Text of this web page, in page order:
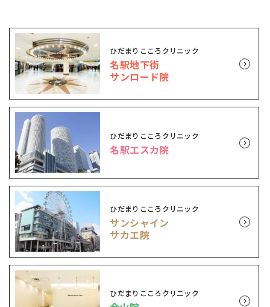
ひだまりこころクリニック
名駅地下街
サンロード院
ひだまりこころクリニック
名駅エスカ院
ひだまりこころクリニック
サンシャイン
サカエ院
ひだまりこころクリニック